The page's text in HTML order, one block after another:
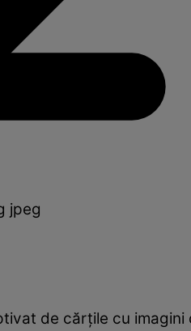
jpeg
de cărţile cu